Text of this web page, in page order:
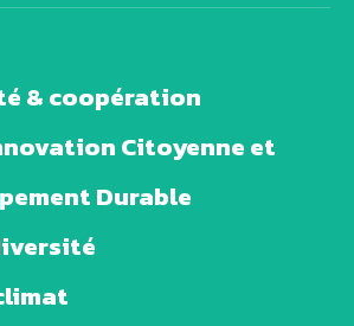
& coopération
Citoyenne et
Durable